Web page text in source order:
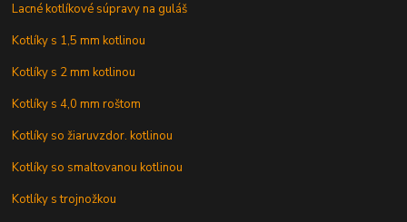
Lacné kotlíkové súpravy na guláš
Kotlíky s 1,5 mm kotlinou
Kotlíky s 2 mm kotlinou
Kotlíky s 4,0 mm roštom
Kotlíky so žiaruvzdor. kotlinou
Kotlíky so smaltovanou kotlinou
Kotlíky s trojnožkou